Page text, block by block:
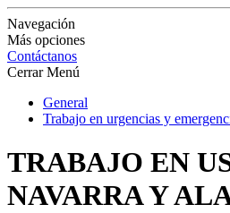
Navegación
Más opciones
Contáctanos
Cerrar Menú
General
Trabajo en urgencias y
TRABAJO EN
NAVARRA Y